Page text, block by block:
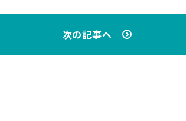
次の記事へ